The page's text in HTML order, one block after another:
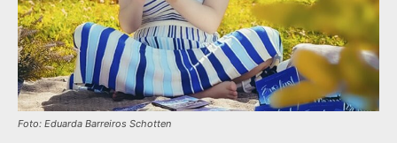
Foto: Eduarda Barreiros Schotten